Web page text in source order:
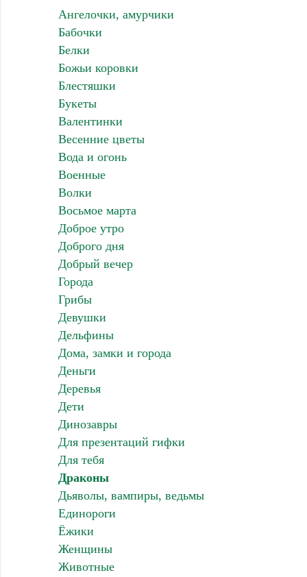
Ангелочки, амурчики
Бабочки
Белки
Божьи коровки
Блестяшки
Букеты
Валентинки
Весенние цветы
Вода и огонь
Военные
Волки
Восьмое марта
Доброе утро
Доброго дня
Добрый вечер
Города
Грибы
Девушки
Дельфины
Дома, замки и города
Деньги
Деревья
Дети
Динозавры
Для презентаций гифки
Для тебя
Драконы
Дьяволы, вампиры, ведьмы
Единороги
Ёжики
Женщины
Животные